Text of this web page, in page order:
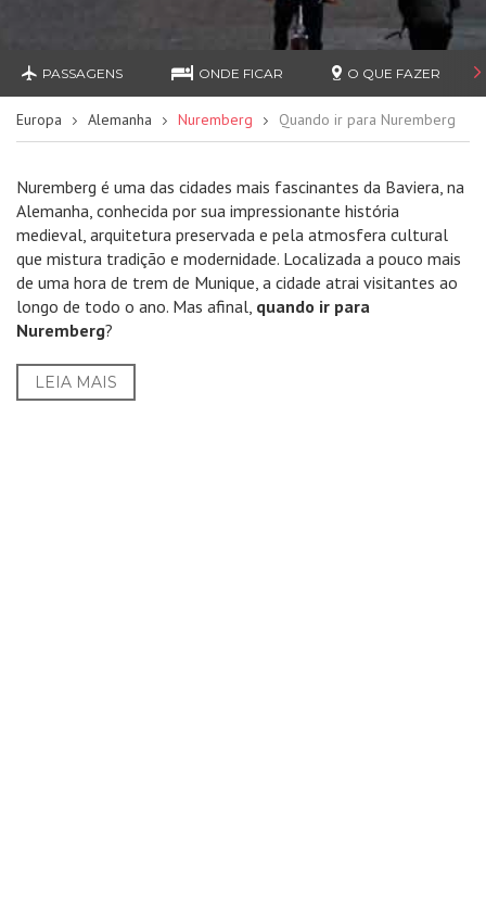
PASSAGENS ONDE FICAR O QUE FAZER
Europa Alemanha Nuremberg Quando ir para Nuremberg
Nuremberg é uma das cidades mais fascinantes da Baviera, na
Alemanha, conhecida por sua impressionante história
medieval, arquitetura preservada e pela atmosfera cultural
que mistura tradição e modernidade. Localizada a pouco mais
de uma hora de trem de Munique, a cidade atrai visitantes ao
longo de todo o ano. Mas afinal, quando ir para
Nuremberg?
LEIA MAIS